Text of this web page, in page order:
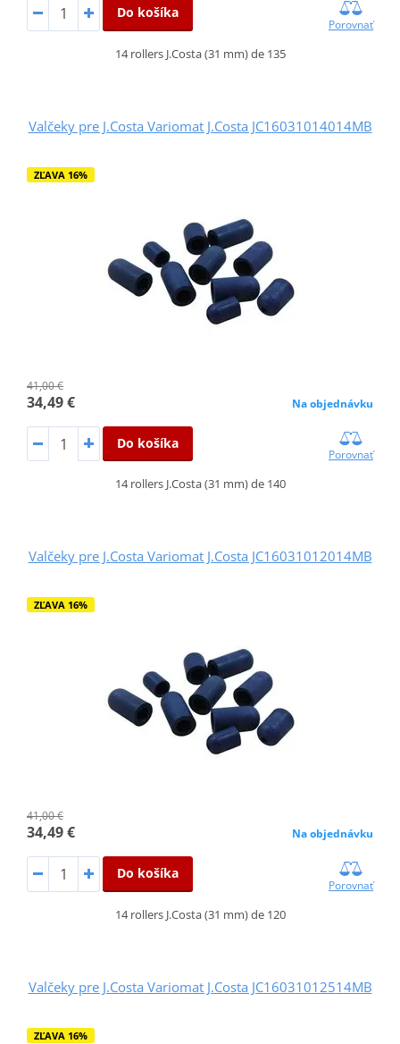
Do košíka
Porovnať
14 rollers J.Costa (31 mm) de 135
Valčeky pre J.Costa Variomat J.Costa JC16031014014MB
ZĽAVA 16%
41,00 €
34,49 € Na objednávku
Do košíka
Porovnať
14 rollers J.Costa (31 mm) de 140
Valčeky pre J.Costa Variomat J.Costa JC16031012014MB
ZĽAVA 16%
41,00 €
34,49 € Na objednávku
Do košíka
Porovnať
14 rollers J.Costa (31 mm) de 120
Valčeky pre J.Costa Variomat J.Costa JC16031012514MB
ZĽAVA 16%